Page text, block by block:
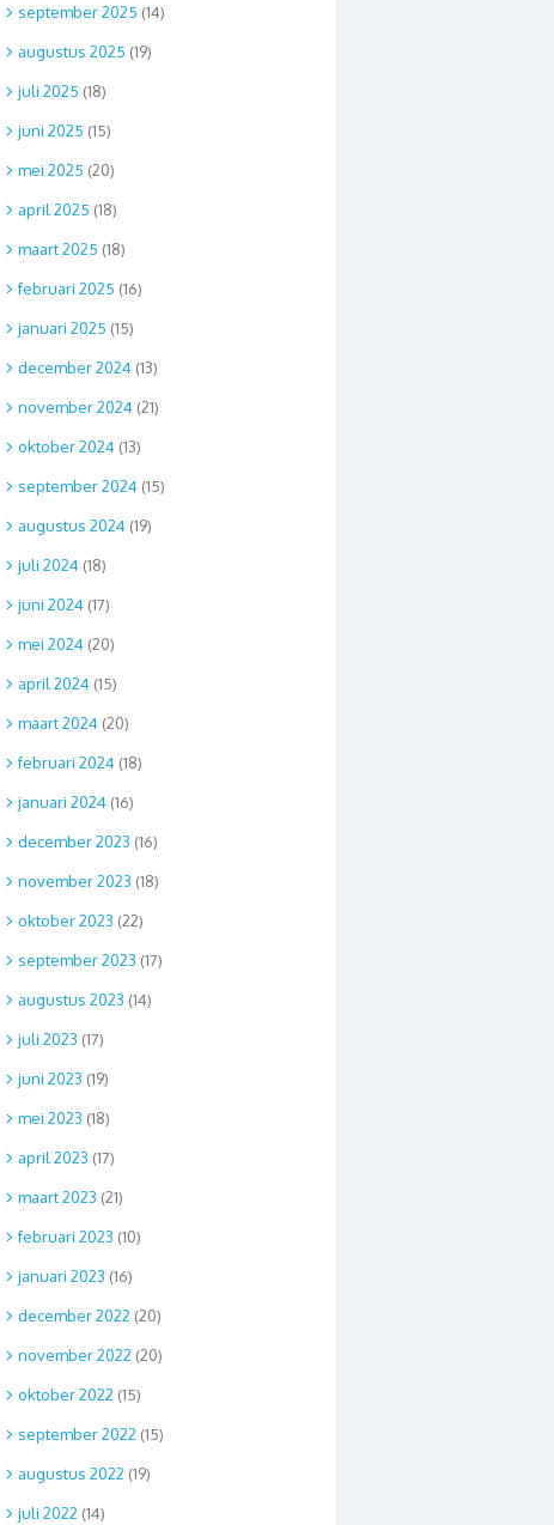
september 2025 (14)
augustus 2025 (19)
juli 2025 (18)
juni 2025 (15)
mei 2025 (20)
april 2025 (18)
maart 2025 (18)
februari 2025 (16)
januari 2025 (15)
december 2024 (13)
november 2024 (21)
oktober 2024 (13)
september 2024 (15)
augustus 2024 (19)
juli 2024 (18)
juni 2024 (17)
mei 2024 (20)
april 2024 (15)
maart 2024 (20)
februari 2024 (18)
januari 2024 (16)
december 2023 (16)
november 2023 (18)
oktober 2023 (22)
september 2023 (17)
augustus 2023 (14)
juli 2023 (17)
juni 2023 (19)
mei 2023 (18)
april 2023 (17)
maart 2023 (21)
februari 2023 (10)
januari 2023 (16)
december 2022 (20)
november 2022 (20)
oktober 2022 (15)
september 2022 (15)
augustus 2022 (19)
juli 2022 (14)